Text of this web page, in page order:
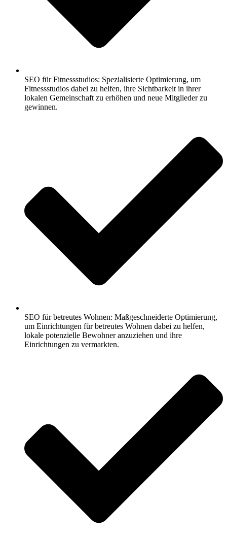
SEO für Fitnessstudios: Spezialisierte Optimierung, um
Fitnessstudios dabei zu helfen, ihre Sichtbarkeit in ihrer
lokalen Gemeinschaft zu erhöhen und neue Mitglieder zu
gewinnen.
SEO für betreutes Wohnen: Maßgeschneiderte Optimierung,
um Einrichtungen für betreutes Wohnen dabei zu helfen,
lokale potenzielle Bewohner anzuziehen und ihre
Einrichtungen zu vermarkten.